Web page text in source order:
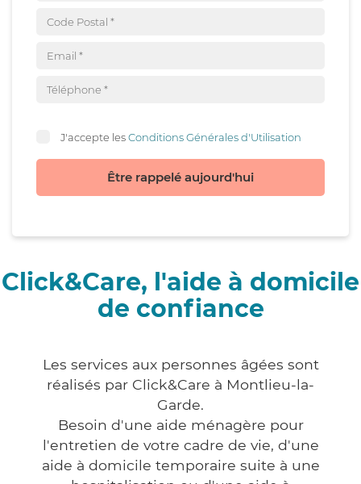
J'accepte lesConditions Générales d'Utilisation
Être rappelé aujourd'hui
Click&Care, l'aide à domicile
de confiance
Les services aux personnes âgées sont
réalisés par Click&Care à Montlieu-la-
Garde.
Besoin d'une aide ménagère pour
l'entretien de votre cadre de vie, d'une
aide à domicile temporaire suite à une